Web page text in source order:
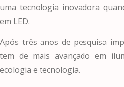
uma tecnologia inovadora
em LED.
Após três anos de pesquisa
tem de mais avançado em
ecologia e tecnologia.